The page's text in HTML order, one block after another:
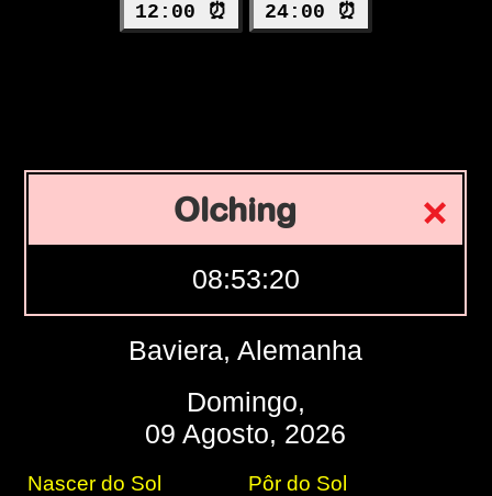
12:00 ⏰ 24:00 ⏰
Olching
08:53:21
Baviera, Alemanha
Domingo,
09 Agosto, 2026
Nascer do Sol
Pôr do Sol